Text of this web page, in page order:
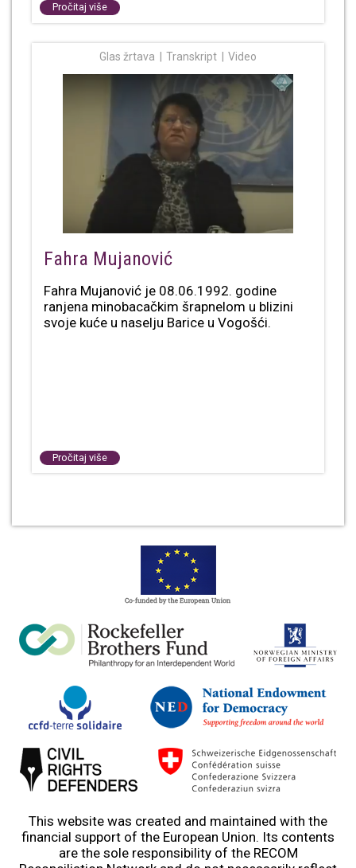
Pročitaj više
Glas žrtava Transkript Video
Fahra Mujanović
Fahra Mujanović je 08.06.1992. godine
ranjena minobacačkim šrapnelom u blizini
svoje kuće u naselju Barice u Vogošći.
Pročitaj više
This website was created and maintained with the
financial support of the European Union. Its contents
are the sole responsibility of the RECOM